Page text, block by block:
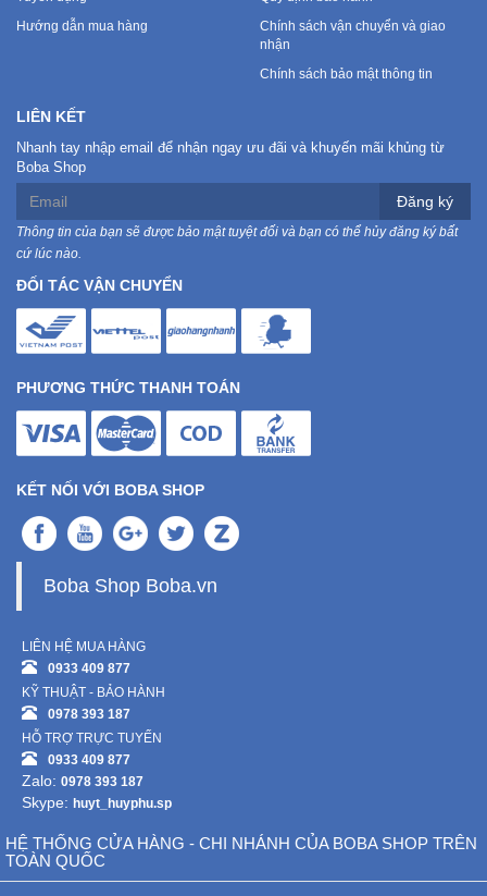
Hướng dẫn mua hàng
Chính sách vận chuyển và giao
nhận
Chính sách bảo mật thông tin
LIÊN KẾT
Nhanh tay nhập email để nhận ngay ưu đãi và khuyến mãi khủng từ
Boba Shop
Đăng ký
Thông tin của bạn sẽ được bảo mật tuyệt đối và bạn có thể hủy đăng ký bất
cứ lúc nào.
ĐỐI TÁC VẬN CHUYỂN
PHƯƠNG THỨC THANH TOÁN
KẾT NỐI VỚI BOBA SHOP
Boba Shop Boba.vn
LIÊN HỆ MUA HÀNG
0933 409 877
KỸ THUẬT - BẢO HÀNH
0978 393 187
HỖ TRỢ TRỰC TUYẾN
0933 409 877
Zalo: 0978 393 187
Skype: huyt_huyphu.sp
HỆ THỐNG CỬA HÀNG - CHI NHÁNH CỦA BOBA SHOP TRÊN
TOÀN QUỐC